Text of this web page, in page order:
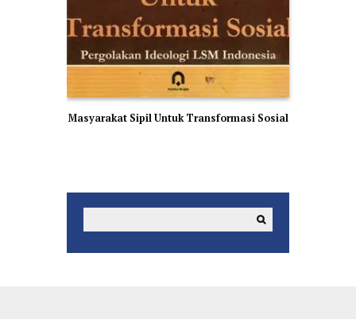
Masyarakat Sipil Untuk Transformasi Sosial